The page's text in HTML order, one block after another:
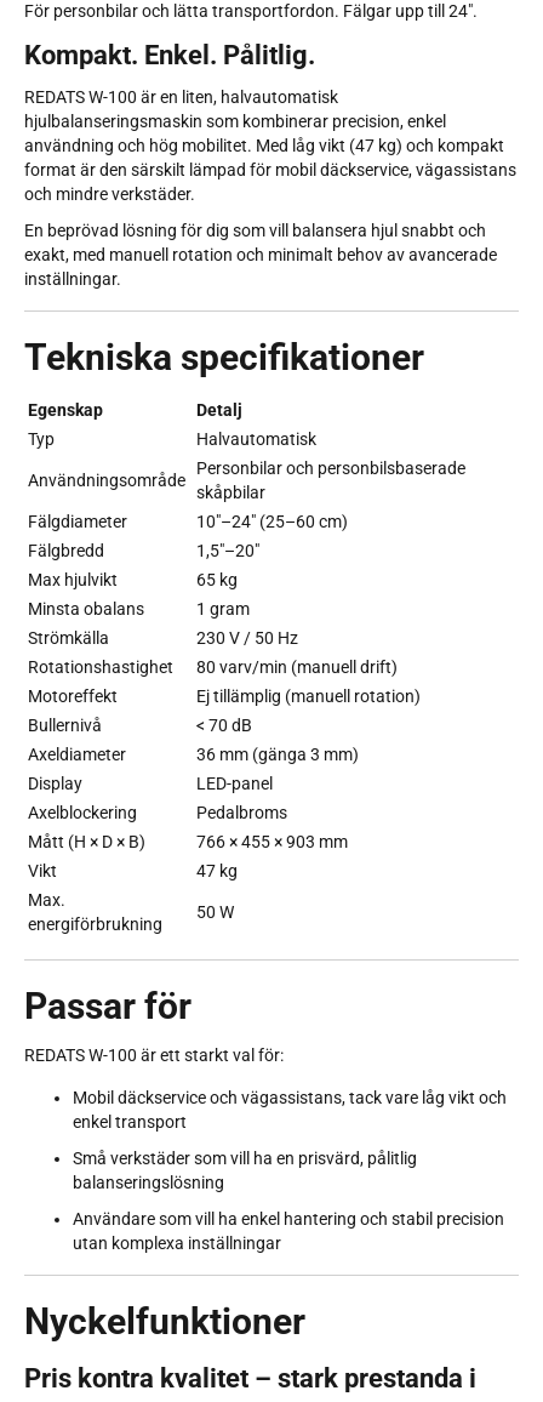
För personbilar och lätta transportfordon. Fälgar upp till 24".
Kompakt. Enkel. Pålitlig.
REDATS W-100 är en liten, halvautomatisk
hjulbalanseringsmaskin som kombinerar precision, enkel
användning och hög mobilitet. Med låg vikt (47 kg) och kompakt
format är den särskilt lämpad för mobil däckservice, vägassistans
och mindre verkstäder.
En beprövad lösning för dig som vill balansera hjul snabbt och
exakt, med manuell rotation och minimalt behov av avancerade
inställningar.
Tekniska specifikationer
Egenskap
Detalj
Typ
Halvautomatisk
Användningsområde
Personbilar och personbilsbaserade
skåpbilar
Fälgdiameter
10"–24" (25–60 cm)
Fälgbredd
1,5"–20"
Max hjulvikt
65 kg
Minsta obalans
1 gram
Strömkälla
230 V / 50 Hz
Rotationshastighet
80 varv/min (manuell drift)
Motoreffekt
Ej tillämplig (manuell rotation)
Bullernivå
< 70 dB
Axeldiameter
36 mm (gänga 3 mm)
Display
LED-panel
Axelblockering
Pedalbroms
Mått (H × D × B)
766 × 455 × 903 mm
Vikt
47 kg
Max.
energiförbrukning
50 W
Passar för
REDATS W-100 är ett starkt val för:
Mobil däckservice och vägassistans, tack vare låg vikt och
enkel transport
Små verkstäder som vill ha en prisvärd, pålitlig
balanseringslösning
Användare som vill ha enkel hantering och stabil precision
utan komplexa inställningar
Nyckelfunktioner
Pris kontra kvalitet – stark prestanda i